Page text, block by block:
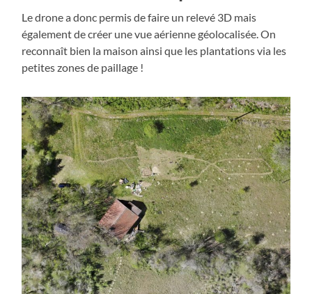
Le drone a donc permis de faire un relevé 3D mais
également de créer une vue aérienne géolocalisée. On
reconnaît bien la maison ainsi que les plantations via les
petites zones de paillage !